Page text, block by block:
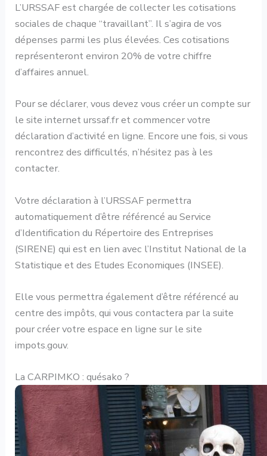
L’URSSAF est chargée de collecter les cotisations
sociales de chaque “travaillant”. Il s’agira de vos
dépenses parmi les plus élevées. Ces cotisations
représenteront environ 20% de votre chiffre
d’affaires annuel.
Pour se déclarer, vous devez vous créer un compte sur
le site internet urssaf.fr et commencer votre
déclaration d’activité en ligne. Encore une fois, si vous
rencontrez des difficultés, n’hésitez pas à les
contacter.
Votre déclaration à l’URSSAF permettra
automatiquement d’être référencé au Service
d’Identification du Répertoire des Entreprises
(SIRENE) qui est en lien avec l’Institut National de la
Statistique et des Etudes Economiques (INSEE).
Elle vous permettra également d’être référencé au
centre des impôts, qui vous contactera par la suite
pour créer votre espace en ligne sur le site
impots.gouv.
La CARPIMKO : quésako ?